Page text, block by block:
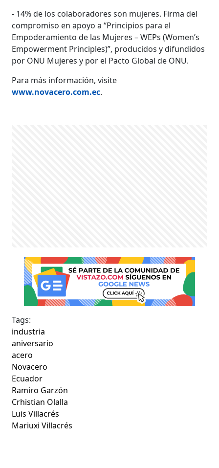
- 14% de los colaboradores son mujeres. Firma del
compromiso en apoyo a “Principios para el
Empoderamiento de las Mujeres – WEPs (Women’s
Empowerment Principles)”, producidos y difundidos
por ONU Mujeres y por el Pacto Global de ONU.
Para más información, visite
www.novacero.com.ec.
Tags:
industria
aniversario
acero
Novacero
Ecuador
Ramiro Garzón
Crhistian Olalla
Luis Villacrés
Mariuxi Villacrés